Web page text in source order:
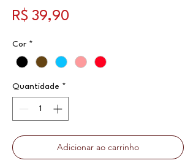
R$ 39,90
Cor *
Quantidade *
Adicionar ao carrinho